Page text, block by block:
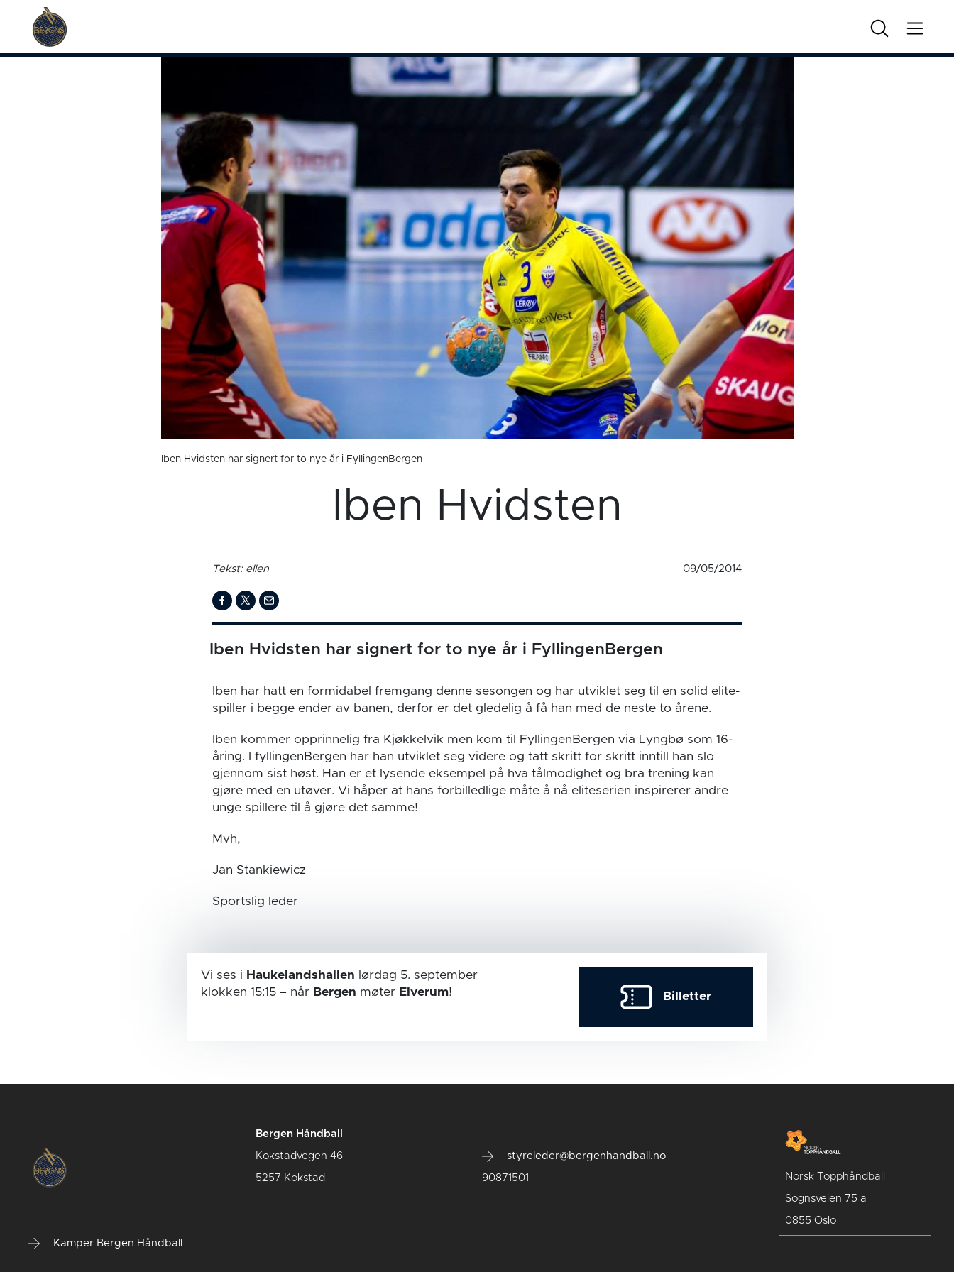
Iben Hvidsten har signert for to nye år i FyllingenBergen
Iben Hvidsten
Tekst: ellen 09/05/2014
Iben Hvidsten har signert for to nye år i FyllingenBergen
Iben har hatt en formidabel fremgang denne sesongen og har utviklet seg til en solid elite-
spiller i begge ender av banen, derfor er det gledelig å få han med de neste to årene.
Iben kommer opprinnelig fra Kjøkkelvik men kom til FyllingenBergen via Lyngbø som 16-
åring. I fyllingenBergen har han utviklet seg videre og tatt skritt for skritt inntill han slo
gjennom sist høst. Han er et lysende eksempel på hva tålmodighet og bra trening kan
gjøre med en utøver. Vi håper at hans forbilledlige måte å nå eliteserien inspirerer andre
unge spillere til å gjøre det samme!
Mvh,
Jan Stankiewicz
Sportslig leder
Vi ses i Haukelandshallen lørdag 5. september
klokken 15:15– når Bergen møter Elverum! Billetter
Bergen Håndball
Kokstadvegen 46
5257 Kokstad
styreleder@bergenhandball.no
90871501
Kamper Bergen Håndball
Norsk Topphåndball
Sognsveien 75 a
0855 Oslo